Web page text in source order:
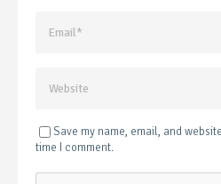
Save my name, email, and
time I comment.